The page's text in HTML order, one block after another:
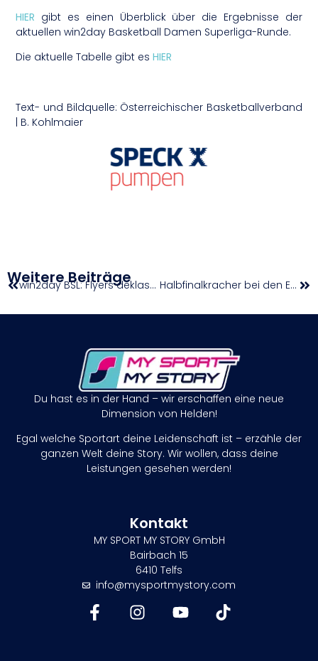
HIER gibt es einen Überblick über die Ergebnisse der
aktuellen win2day Basketball Damen Superliga-Runde.
Die aktuelle Tabelle gibt esHIER
Text- und Bildquelle: Österreichischer Basketballverband
| B. Kohlmaier
Weitere Beiträge win2day BSL: Flyers deklassieren Lions Halbfinalkracher bei den Erste Bank Open in Wien
Du hast es in der Hand – wir erschaffen eine neue
Dimension von Helden!
Egal welche Sportart deine Leidenschaft ist – erzähle der
ganzen Welt deine Story. Wir wollen, dass deine
Leistungen gesehen werden!
Kontakt
MY SPORT MY STORY GmbH
Bairbach 15
6410 Telfs
info@mysportmystory.com